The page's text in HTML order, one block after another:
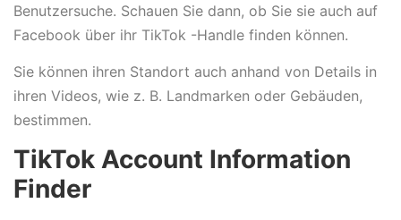
Benutzersuche. Schauen Sie dann, ob Sie sie auch auf
Facebook über ihr TikTok -Handle finden können.
Sie können ihren Standort auch anhand von Details in
ihren Videos, wie z. B. Landmarken oder Gebäuden,
bestimmen.
TikTok Account Information
Finder